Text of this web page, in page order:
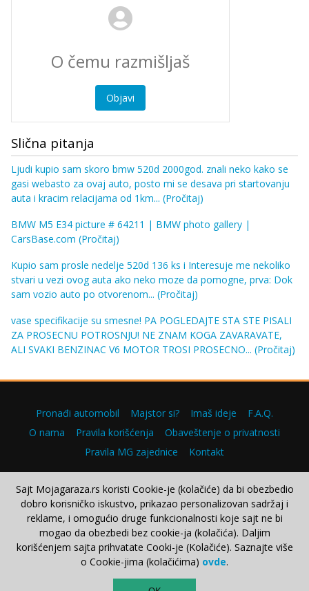
Objavi
Slična pitanja
Ljudi kupio sam skoro bmw 520d 2000god. znali neko kako se
gasi webasto za ovaj auto, posto mi se desava pri startovanju
auta i kracim relacijama od 1km... (Pročitaj)
BMW M5 E34 picture # 64211 | BMW photo gallery |
CarsBase.com (Pročitaj)
Kupio sam prosle nedelje 520d 136 ks i Interesuje me nekoliko
stvari u vezi ovog auta ako neko moze da pomogne, prva: Dok
sam vozio auto po otvorenom... (Pročitaj)
vase specifikacije su smesne! PA POGLEDAJTE STA STE PISALI
ZA PROSECNU POTROSNJU! NE ZNAM KOGA ZAVARAVATE,
ALI SVAKI BENZINAC V6 MOTOR TROSI PROSECNO... (Pročitaj)
Pronađi automobil Majstor si? Imaš ideje
F.A.Q.
O nama
Pravila korišćenja
Obaveštenje o privatnosti
Pravila MG zajednice
Kontakt
Copyright © 2000–2026.
Sajt Mojagaraza.rs koristi Cookie-je (kolačiće) da bi obezbedio
dobro korisničko iskustvo, prikazao personalizovan sadržaj i
reklame, i omogućio druge funkcionalnosti koje sajt ne bi
mogao da obezbedi bez cookie-ja (kolačića). Daljim
korišćenjem sajta prihvatate Cooki-je (Kolačiće). Saznajte više
o Cookie-jima (kolačićima) ovde.